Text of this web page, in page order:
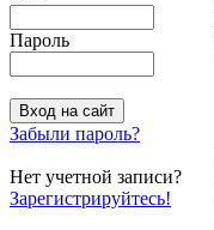
Пароль
Забыли пароль?
Нет учетной записи?
Зарегистрируйтесь!